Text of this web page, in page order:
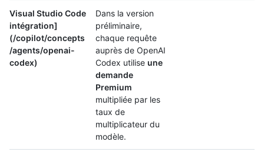
Visual Studio Code
intégration]
(/copilot/concepts
/agents/openai-
codex)
Dans la version
préliminaire,
chaque requête
auprès de OpenAI
Codex utilise une
demande
Premium
multipliée par les
taux de
multiplicateur du
modèle.